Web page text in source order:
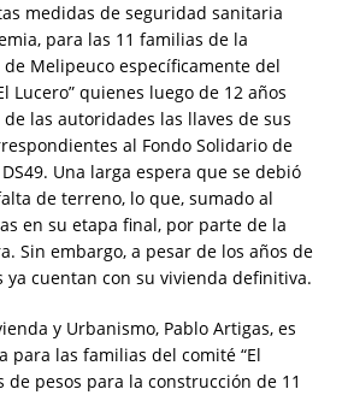
medidas de seguridad sanitaria
para las 11 familias de la
Melipeuco específicamente del
Lucero” quienes luego de 12 años
las autoridades las llaves de sus
al Fondo Solidario de
Una larga espera que se debió
de terreno, lo que, sumado al
en su etapa final, por parte de la
Sin embargo, a pesar de los años de
ya cuentan con su vivienda definitiva.
y Urbanismo, Pablo Artigas, es
para las familias del comité “El
de pesos para la construcción de 11